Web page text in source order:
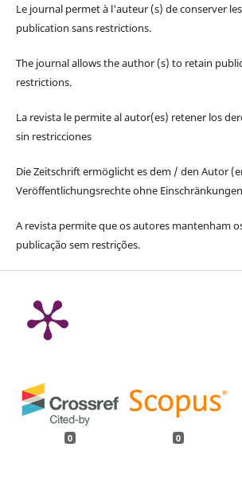
Le journal permet à l'auteur (s) de conserver
publication sans restrictions.
The journal allows the author (s) to retain
restrictions.
La revista le permite al autor(es) retener los
sin restricciones
Die Zeitschrift ermöglicht es dem / den Autor
Veröffentlichungsrechte ohne
A revista permite que os autores mantenham
publicação sem restrições.
0 0